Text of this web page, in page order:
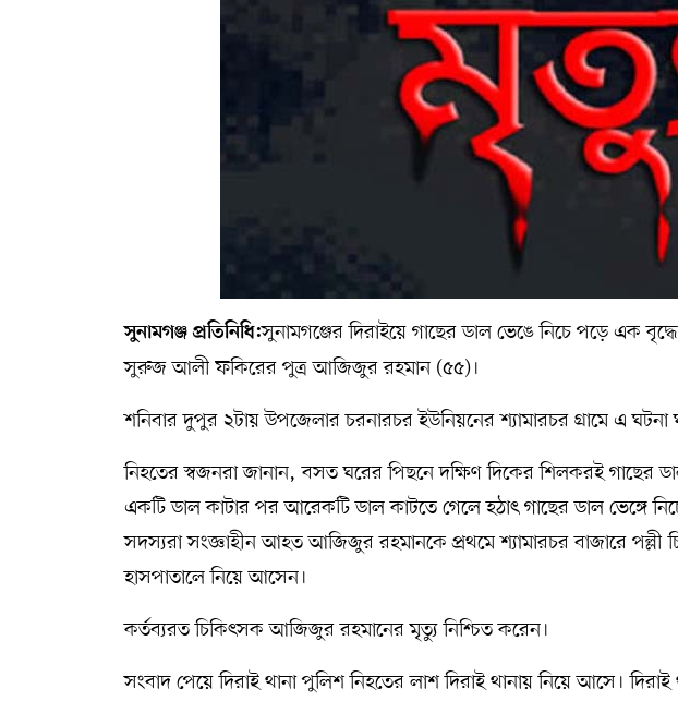
সুনামগঞ্জ প্রতিনিধি:সুনামগঞ্জের দিরাইয়ে গাছের ডাল ভেঙে নিচে পড়ে এক
সুরুজ আলী ফকিরের পুত্র আজিজুর রহমান (৫৫)।
শনিবার দুপুর ২টায় উপজেলার চরনারচর ইউনিয়নের শ্যামারচর গ্রামে এ ঘটনা
নিহতের স্বজনরা জানান, বসত ঘরের পিছনে দক্ষিণ দিকের শিলকরই গাছের
একটি ডাল কাটার পর আরেকটি ডাল কাটতে গেলে হঠাৎ গাছের ডাল ভেঙ্গে
সদস্যরা সংজ্ঞাহীন আহত আজিজুর রহমানকে প্রথমে শ্যামারচর বাজারে
হাসপাতালে নিয়ে আসেন।
কর্তব্যরত চিকিৎসক আজিজুর রহমানের মৃত্যু নিশ্চিত করেন।
সংবাদ পেয়ে দিরাই থানা পুলিশ নিহতের লাশ দিরাই থানায় নিয়ে আসে।